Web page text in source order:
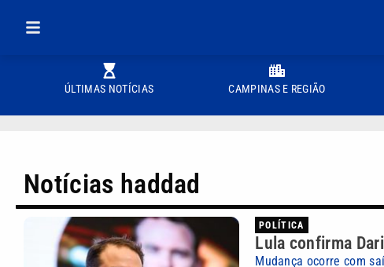
ÚLTIMAS NOTÍCIAS CAMPINAS E REGIÃO
Notícias haddad
POLÍTICA
Lula confirma
Mudança ocorre com